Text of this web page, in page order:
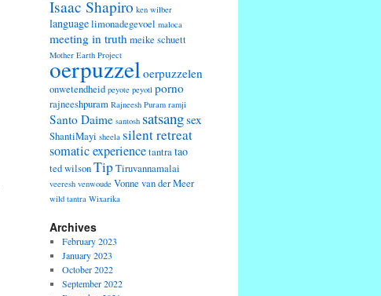
Isaac Shapiro ken wilber
languagelimonadegevoel maloca
meeting in truthmeike schuett
Mother Earth Project
oerpuzzeloerpuzzelen
onwetendheid peyote peyotl porno
rajneeshpuram Rajneesh Puram ramji
Santo Daime santosh satsangsex
ShantiMayi sheela silent retreat
somatic experiencetantratao
ted wilsonTipTiruvannamalai
veeresh venwoude Vonne van der Meer
wild tantra Wixarika
Archives
February 2023
January 2023
October 2022
September 2022